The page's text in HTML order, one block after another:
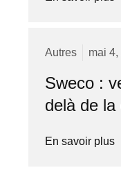
Autres mai 4,
Sweco :
delà de la
En savoir plus